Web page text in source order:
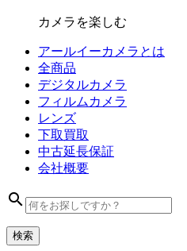
カメラを楽しむ
アールイーカメラとは
全商品
デジタルカメラ
フィルム カメラ
レンズ
下取買取
中古延長保証
会社概要
search